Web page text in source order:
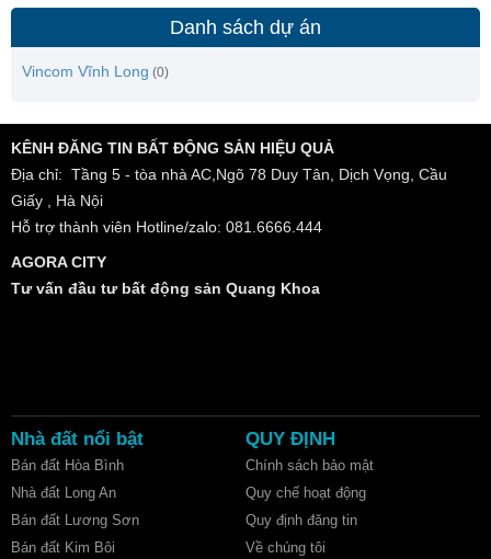
Danh sách dự án
Vincom Vĩnh Long (0)
KÊNH ĐĂNG TIN BẤT ĐỘNG SẢN HIỆU QUẢ
Địa chỉ: Tầng 5 - tòa nhà AC,Ngõ 78 Duy Tân, Dịch Vọng, Cầu
Giấy , Hà Nội
Hỗ trợ thành viên Hotline/zalo: 081.6666.444
AGORA CITY
Tư vấn đầu tư bất động sản Quang Khoa
Nhà đất nổi bật
Bán đất Hòa Bình
Nhà đất Long An
Bán đất Lương Sơn
Bán đất Kim Bôi
QUY ĐỊNH
Chính sách bảo mật
Quy chế hoạt động
Quy định đăng tin
Về chúng tôi